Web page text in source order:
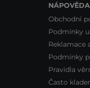
NÁPOVĚDA
Obchodní
Podmínky
Reklamace
Podmínky
Pravidla
Často